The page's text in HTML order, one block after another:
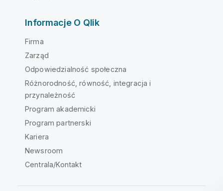
Informacje O Qlik
Firma
Zarząd
Odpowiedzialność społeczna
Różnorodność, równość, integracja i
przynależność
Program akademicki
Program partnerski
Kariera
Newsroom
Centrala/Kontakt